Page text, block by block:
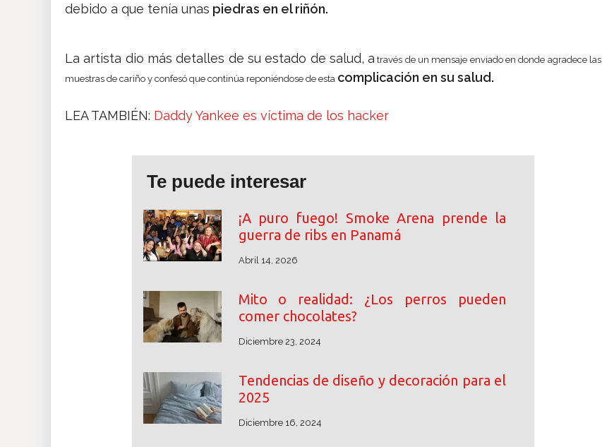
debido a que tenía unas piedras en el riñón.
La artista dio más detalles de su estado de salud, a través de un mensaje enviado en donde agradece las
muestras de cariño y confesó que continúa reponiéndose de esta complicación en su salud.
LEA TAMBIÉN: Daddy Yankee es víctima de los hacker
Te puede interesar
¡A puro fuego! Smoke Arena prende la
guerra de ribs en Panamá
Abril 14, 2026
Mito o realidad: ¿Los perros pueden
comer chocolates?
Diciembre 23, 2024
Tendencias de diseño y decoración para el
2025
Diciembre 16, 2024